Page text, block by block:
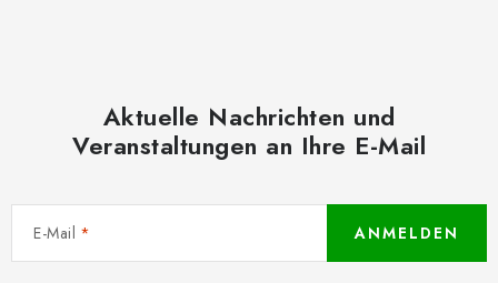
Aktuelle Nachrichten und
Veranstaltungen an Ihre E-Mail
E-Mail ANMELDEN